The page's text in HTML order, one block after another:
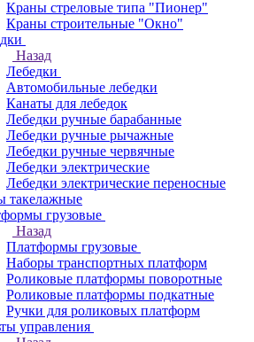
Краны стреловые типа "Пионер"
Краны строительные "Окно"
Назад
Лебедки
Автомобильные лебедки
Канаты для лебедок
Лебедки ручные барабанные
Лебедки ручные рычажные
Лебедки ручные червячные
Лебедки электрические
Лебедки электрические переносные
такелажные
грузовые
Назад
Платформы грузовые
Наборы транспортных платформ
Роликовые платформы поворотные
Роликовые платформы подкатные
Ручки для роликовых платформ
управления